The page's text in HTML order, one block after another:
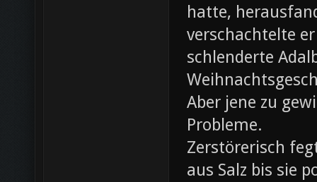
hatte,
verschachtelte
schlenderte
Aber jene zu
Probleme.
Zerstörerisch
aus Salz bis sie